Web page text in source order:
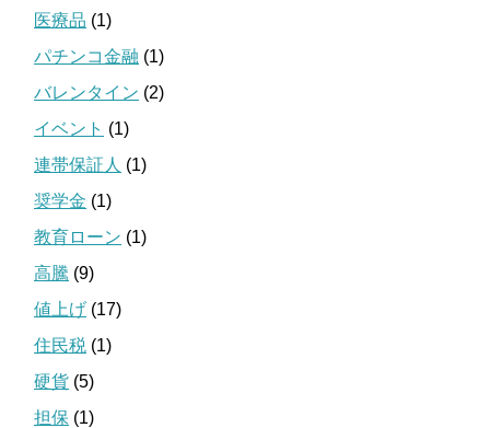
医療品 (1)
パチンコ金融 (1)
バレンタイン (2)
イベント (1)
連帯保証人 (1)
奨学金 (1)
教育ローン (1)
高騰 (9)
値上げ (17)
住民税 (1)
硬貨 (5)
担保 (1)